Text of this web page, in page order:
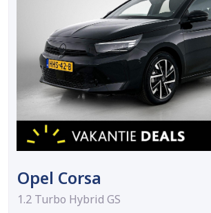
Opel Corsa
1.2 Turbo Hybrid GS